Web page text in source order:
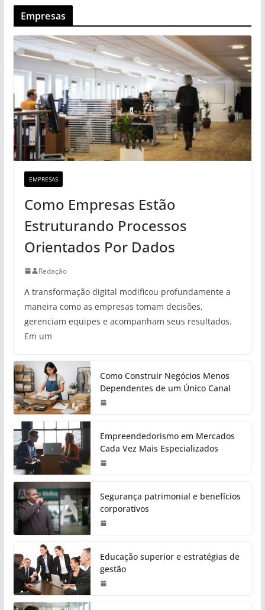
Empresas
EMPRESAS
Como Empresas Estão
Estruturando Processos
Orientados Por Dados
Redação
A transformação digital modificou profundamente a
maneira como as empresas tomam decisões,
gerenciam equipes e acompanham seus resultados.
Em um
Como Construir Negócios Menos
Dependentes de um Único Canal
Empreendedorismo em Mercados
Cada Vez Mais Especializados
Segurança patrimonial e benefícios
corporativos
Educação superior e estratégias de
gestão